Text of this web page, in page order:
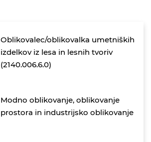
Oblikovalec/oblikovalka umetniških
izdelkov iz lesa in lesnih tvoriv
(2140.006.6.0)
Modno oblikovanje, oblikovanje
prostora in industrijsko oblikovanje